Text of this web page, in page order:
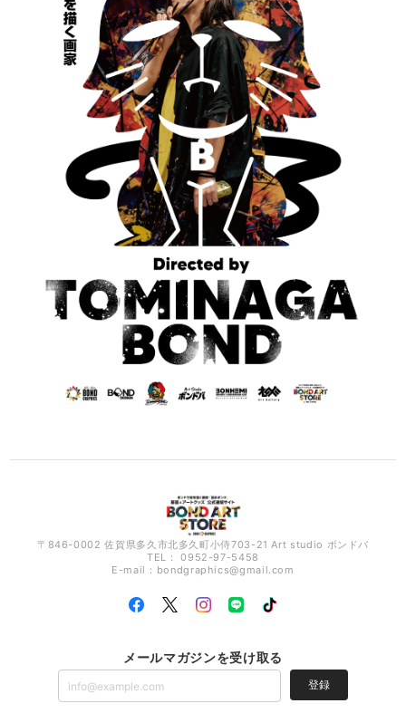
〒846-0002 佐賀県多久市北多久町小侍703-21 Art studio ボンドバ
TEL： 0952-97-5458
E-mail： bondgraphics@gmail.com
メールマガジンを受け取る
登録